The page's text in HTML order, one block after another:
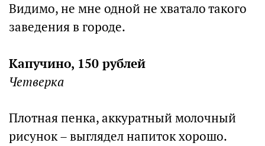
Видимо, не мне одной не хватало такого
заведения в городе.
Капучино, 150 рублей
Четверка
Плотная пенка, аккуратный молочный
рисунок – выглядел напиток хорошо.